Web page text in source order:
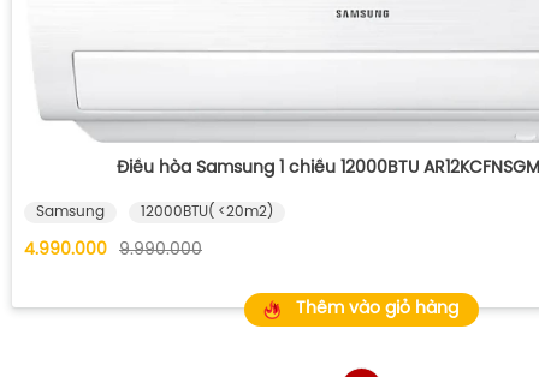
Điều hòa Samsung 1 chiều 12000BTU
Samsung 12000BTU( <20m2)
4.990.000 9.990.000
Thêm vào giỏ hàng